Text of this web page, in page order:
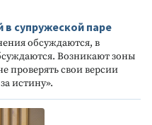
супружеской паре
обсуждаются, в
Возникают зоны
проверять свои версии
истину».